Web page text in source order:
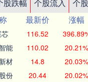
股跌幅 个股流入 个
最新价 涨幅
116.52
能 110.02 20.21%
材 14.8 20.03%
份 20.44 20.02%